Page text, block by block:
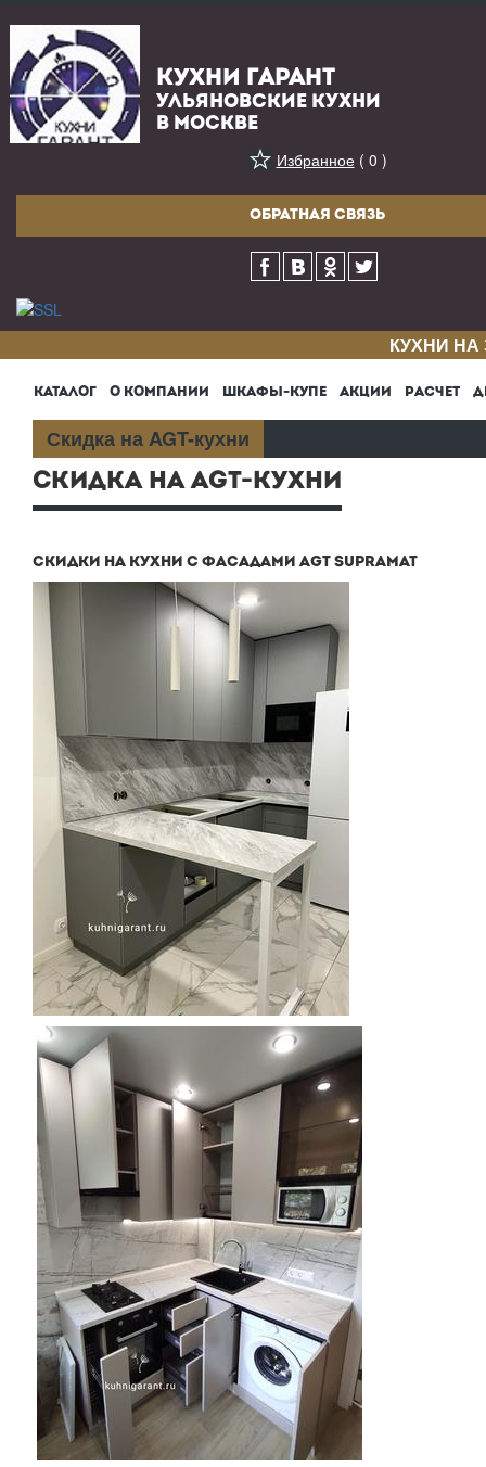
КУХНИ ГАРАНТ
УЛЬЯНОВСКИЕ КУХНИ
В МОСКВЕ
Избранное( 0 )
ОБРАТНАЯ СВЯЗЬ
КУХНИ
КАТАЛОГ О КОМПАНИИ ШКАФЫ-КУПЕ АКЦИИ РАСЧЕТ
Скидка на AGT-кухни
СКИДКА НА AGT-КУХНИ
СКИДКИ НА КУХНИ С ФАСАДАМИ AGT SUPRAMAT